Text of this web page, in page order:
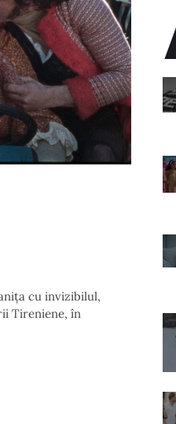
cu invizibilul,
Tireniene, în